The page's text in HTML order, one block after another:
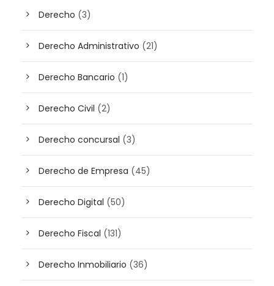
Derecho (3)
Derecho Administrativo (21)
Derecho Bancario (1)
Derecho Civil (2)
Derecho concursal (3)
Derecho de Empresa (45)
Derecho Digital (50)
Derecho Fiscal (131)
Derecho Inmobiliario (36)